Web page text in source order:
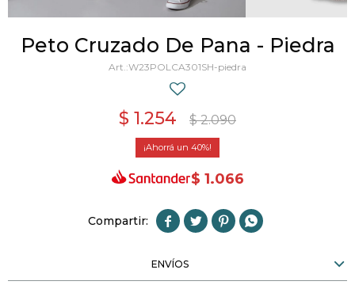
Peto Cruzado De Pana - Piedra
W23POLCA301SH-piedra
$ 1.254 $ 2.090
40
$ 1.066
   
ENVÍOS